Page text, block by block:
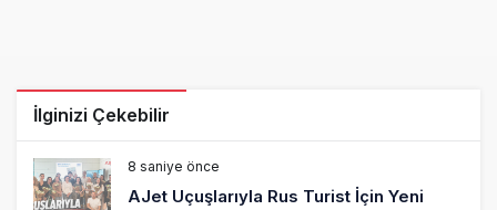
İlginizi Çekebilir
8 saniye önce
AJet Uçuşlarıyla Rus Turist İçin Yeni